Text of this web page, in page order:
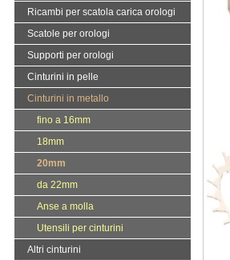
Ricambi per scatola carica orologi
Scatole per orologi
Supporti per orologi
Cinturini in pelle
Cinturini in metallo
fino a 16mm
18mm
20mm
da 22mm
Anse a molla
Utensili per cinturini
Altri cinturini